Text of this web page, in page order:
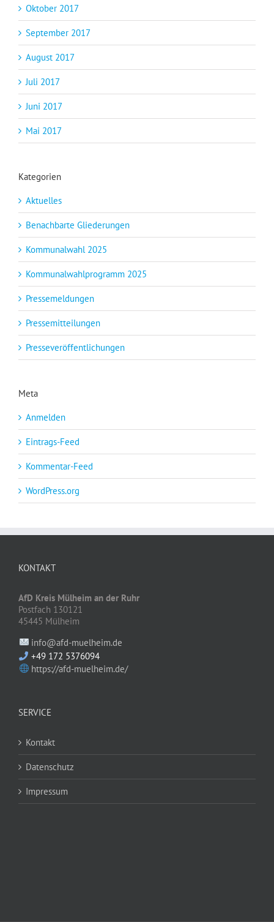
Oktober 2017
September 2017
August 2017
Juli 2017
Juni 2017
Mai 2017
Kategorien
Aktuelles
Benachbarte Gliederungen
Kommunalwahl 2025
Kommunalwahlprogramm 2025
Pressemeldungen
Pressemitteilungen
Presseveröffentlichungen
Meta
Anmelden
Eintrags-Feed
Kommentar-Feed
WordPress.org
KONTAKT
AfD Kreis Mülheim an der Ruhr
Postfach 130121
45445 Mülheim
info@afd-muelheim.de
+49 172 5376094
https://afd-muelheim.de/
SERVICE
Kontakt
Datenschutz
Impressum